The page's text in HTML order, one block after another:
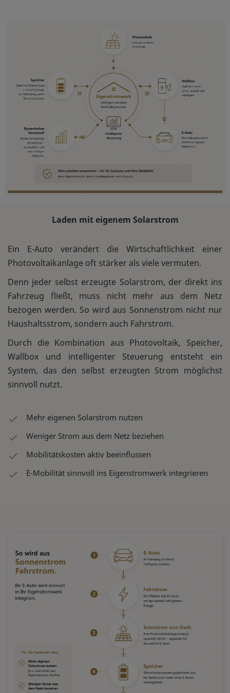
Laden mit eigenem Solarstrom
Ein E-Auto verändert die Wirtschaftlichkeit einer
Photovoltaikanlage oft stärker als viele vermuten.
Denn jeder selbst erzeugte Solarstrom, der direkt ins
Fahrzeug fließt, muss nicht mehr aus dem Netz
bezogen werden. So wird aus Sonnenstrom nicht nur
Haushaltsstrom, sondern auch Fahrstrom.
Durch die Kombination aus Photovoltaik, Speicher,
Wallbox und intelligenter Steuerung entsteht ein
System, das den selbst erzeugten Strom möglichst
sinnvoll nutzt.
Mehr eigenen Solarstrom nutzen
Weniger Strom aus dem Netz beziehen
Mobilitätskosten aktiv beeinflussen
E-Mobilität sinnvoll ins Eigenstromwerk integrieren